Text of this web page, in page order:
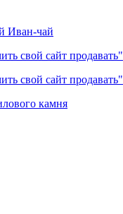
Иван-чай
свой сайт продавать"
свой сайт продавать"
камня